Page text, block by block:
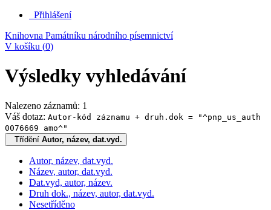
Přihlášení
Knihovna Památníku národního písemnictví
V košíku (0)
Výsledky vyhledávání
Nalezeno záznamů: 1
Váš dotaz: Autor-kód záznamu + druh.dok = "^pnp_us_auth
0076669 amo^"
Třídění Autor, název, dat.vyd.
Autor, název, dat.vyd.
Název, autor, dat.vyd.
Dat.vyd, autor, název.
Druh dok., název, autor, dat.vyd.
Nesetříděno